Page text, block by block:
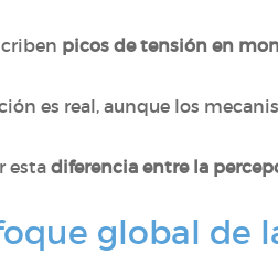
picos de tensión en
es real, aunque los
esta diferencia entre la
global de